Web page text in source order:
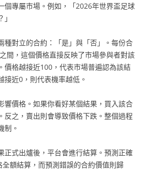
個專屬市場。例如，「2026年世界盃足球
種對立的合約：「是」與「否」。每份合
間，這個價格直接反映了市場參與者對該
價格越接近100，代表市場普遍認為該結
接近0，則代表機率越低。
響價格。如果你看好某個結果，買入該合
反之，賣出則會導致價格下跌。整個過程
制。
正式出爐後，平台會進行結算。預測正確
額結算，而預測錯誤的合約價值則歸